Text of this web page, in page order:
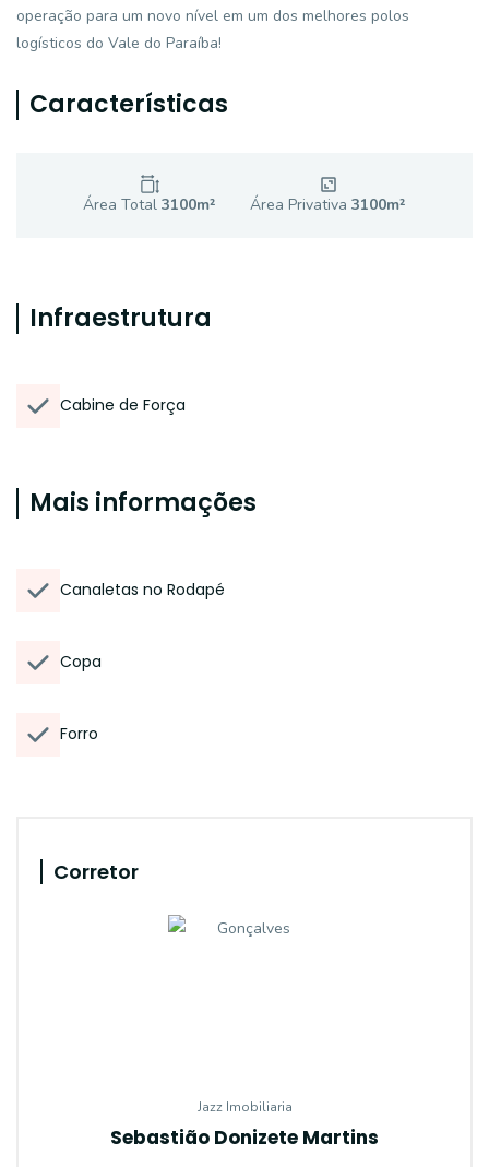
operação para um novo nível em um dos melhores polos
logísticos do Vale do Paraíba!
Características
Área Total 3100m² Área Privativa 3100m²
Infraestrutura
Cabine de Força
Mais informações
Canaletas no Rodapé
Copa
Forro
Corretor
Jazz Imobiliaria
Sebastião Donizete Martins